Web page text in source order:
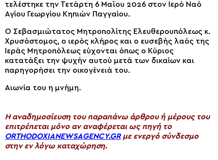
τελέστηκε την Τετάρτη 6 Μαΐου 2026 στον Ιερό Ναό
Αγίου Γεωργίου Κηπιών Παγγαίου.
Ο Σεβασμιώτατος Μητροπολίτης Ελευθερουπόλεως κ.
Χρυσόστομος, ο ιερός κλήρος και ο ευσεβής λαός της
Ιεράς Μητροπόλεως εύχονται όπως ο Κύριος
κατατάξει την ψυχήν αυτού μετά των δικαίων και
παρηγορήσει την οικογένειά του.
Αιωνία του η μνήμη.
H αναδημοσίευση του παραπάνω άρθρου ή μέρους του
επιτρέπεται μόνο αν αναφέρεται ως πηγή το
ORTHODOXIANEWSAGENCY.GRμε ενεργό σύνδεσμο
στην εν λόγω καταχώρηση.